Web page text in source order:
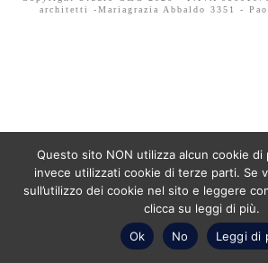
architetti -Mariagrazia Abbaldo 3351 -
Questo sito NON utilizza alcun cookie di
invece utilizzati cookie di terze parti. Se
sull’utilizzo dei cookie nel sito e leggere
clicca su leggi di più.
Ok
No Leggi di